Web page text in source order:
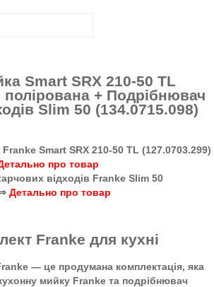
Smart SRX 210-50 TL
полірована + Подрібнювач
Slim 50 (134.0715.098)
Smart SRX 210-50 TL (127.0703.299)
про товар
відходів Franke Slim 50
Детально про товар
Franke для кухні
— це продумана комплектація, яка
мийку Franke та подрібнювач